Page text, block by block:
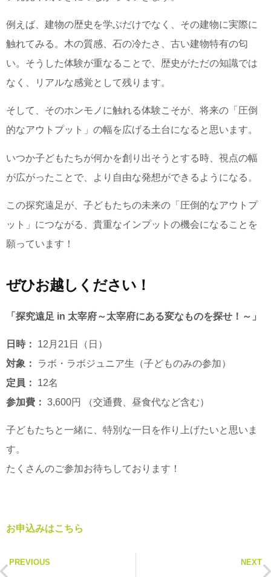
例えば、建物の歴史を学ぶだけでなく、その建物に実際に
触れてみる。木の質感、石の冷たさ、古い建物特有の匂
い。そうした体験が重なることで、歴史がただの知識では
なく、リアルな感覚として残ります。
そして、そのホンモノに触れる体験こそが、将来の「圧倒
的なアウトプット」の幅を広げる土台になると思います。
いつか子どもたちが何かを創り出そうとする時、視点の幅
が広がったことで、より自由な発想ができるようになる。
この探究遠足が、子どもたちの未来の「圧倒的なアウトプ
ット」につながる、貴重なインプットの機会になることを
願っています！
ぜひお越しください！
「探究遠足 in 太宰府～太宰府にある変なものを探せ！～」
日時：
12月21日（日）
対象：
ラボ・ラボジュニア生（子どものみの参加）
定員：
12名
参加費： 3,600円 （交通費、昼食代など含む）
子どもたちと一緒に、特別な一日を作り上げたいと思いま
す。
たくさんのご参加お待ちしております！
お申込みはこちら
PREVIOUS NEXT